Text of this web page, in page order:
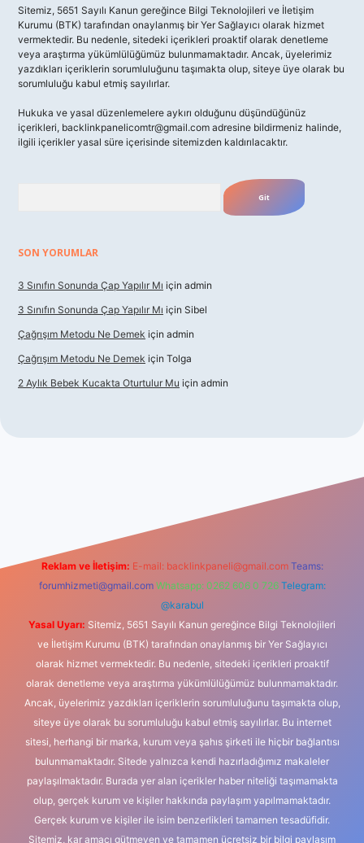
Sitemiz, 5651 Sayılı Kanun gereğince Bilgi Teknolojileri ve İletişim
Kurumu (BTK) tarafından onaylanmış bir Yer Sağlayıcı olarak hizmet
vermektedir. Bu nedenle, sitedeki içerikleri proaktif olarak denetleme
veya araştırma yükümlülüğümüz bulunmamaktadır. Ancak, üyelerimiz
yazdıkları içeriklerin sorumluluğunu taşımakta olup, siteye üye olarak bu
sorumluluğu kabul etmiş sayılırlar.
Hukuka ve yasal düzenlemelere aykırı olduğunu düşündüğünüz
içerikleri, backlinkpanelicomtr@gmail.com adresine bildirmeniz halinde,
ilgili içerikler yasal süre içerisinde sitemizden kaldırılacaktır.
SON YORUMLAR
3 Sınıfın Sonunda Çap Yapılır Mı için admin
3 Sınıfın Sonunda Çap Yapılır Mı için Sibel
Çağrışım Metodu Ne Demek için admin
Çağrışım Metodu Ne Demek için Tolga
2 Aylık Bebek Kucakta Oturtulur Mu için admin
Reklam ve İletişim: E-mail: backlinkpaneli@gmail.com Teams:
forumhizmeti@gmail.com Whatsapp: 0262 606 0 726 Telegram:
@karabul
Yasal Uyarı: Sitemiz, 5651 Sayılı Kanun gereğince Bilgi Teknolojileri
ve İletişim Kurumu (BTK) tarafından onaylanmış bir Yer Sağlayıcı
olarak hizmet vermektedir. Bu nedenle, sitedeki içerikleri proaktif
olarak denetleme veya araştırma yükümlülüğümüz bulunmamaktadır.
Ancak, üyelerimiz yazdıkları içeriklerin sorumluluğunu taşımakta olup,
siteye üye olarak bu sorumluluğu kabul etmiş sayılırlar. Bu internet
sitesi, herhangi bir marka, kurum veya şahıs şirketi ile hiçbir bağlantısı
bulunmamaktadır. Sitede yalnızca kendi hazırladığımız makaleler
paylaşılmaktadır. Burada yer alan içerikler haber niteliği taşımamakta
olup, gerçek kurum ve kişiler hakkında paylaşım yapılmamaktadır.
Gerçek kurum ve kişiler ile isim benzerlikleri tamamen tesadüfidir.
Sitemiz, kar amacı gütmeyen ve tamamen ücretsiz bir bilgi paylaşım